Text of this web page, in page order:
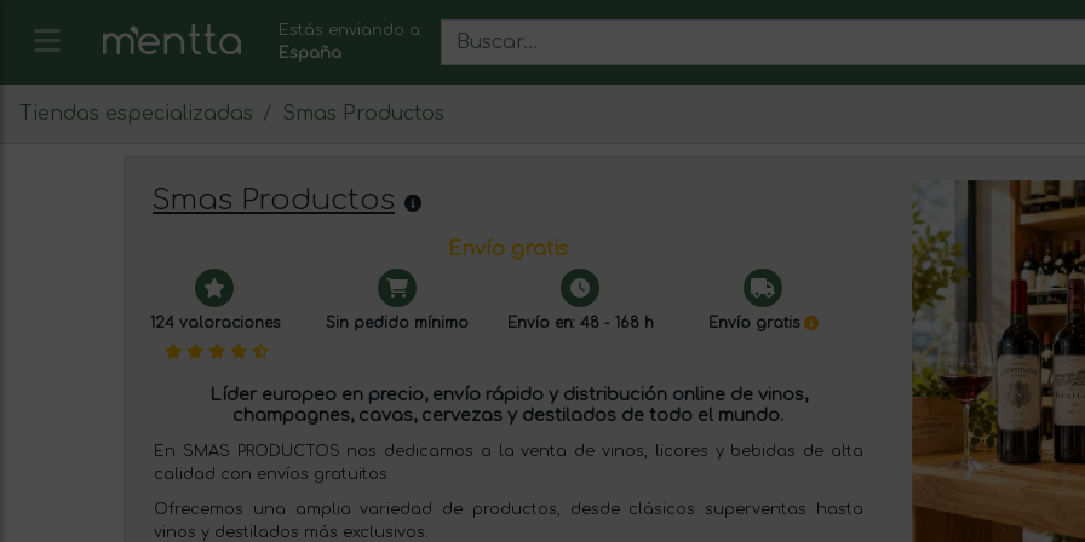
Estás enviando a:
España
Tiendas especializadas Smas Productos
Smas Productos
Envío gratis
124 valoraciones Sin pedido mínimo Envío en: 48 - 168 h Envío gratis
Líder europeo en precio, envío rápido y distribución online de vinos,
champagnes, cavas, cervezas y destilados de todo el mundo.
En SMAS PRODUCTOS nos dedicamos a la venta de vinos, licores y bebidas de alta
calidad con envíos gratuitos.
Ofrecemos una amplia variedad de productos, desde clásicos superventas hasta
vinos y destilados más exclusivos.